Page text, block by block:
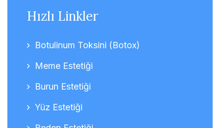
Hızlı Linkler
Botulinum Toksini (Botox)
Meme Estetiği
Burun Estetiği
Yüz Estetiği